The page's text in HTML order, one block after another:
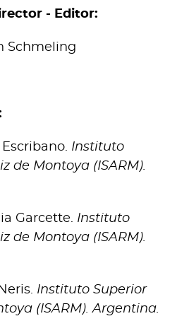
- Editor:
Schmeling
Instituto
de Montoya (ISARM).
Garcette. Instituto
de Montoya (ISARM).
Instituto Superior
(ISARM). Argentina.